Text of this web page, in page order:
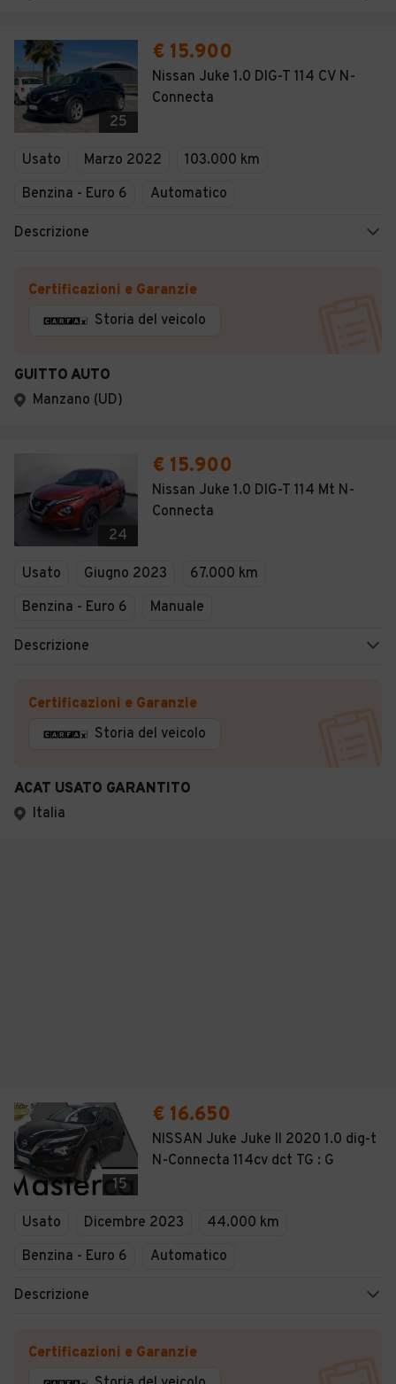
25
€ 15.900
Nissan Juke 1.0 DIG-T 114 CV N-
Connecta
Usato Marzo 2022
103.000 km
Benzina - Euro 6
Automatico
Descrizione
Certificazioni e Garanzie
Storia del veicolo
GUITTO AUTO
Manzano (UD)
24
€ 15.900
Nissan Juke 1.0 DIG-T 114 Mt N-
Connecta
Usato Giugno 2023
67.000 km
Benzina - Euro 6
Manuale
Descrizione
Certificazioni e Garanzie
Storia del veicolo
ACAT USATO GARANTITO
Italia
15
€ 16.650
NISSAN Juke Juke II 2020 1.0 dig-t
N-Connecta 114cv dct TG : G
Usato Dicembre 2023
44.000 km
Benzina - Euro 6
Automatico
Descrizione
Certificazioni e Garanzie